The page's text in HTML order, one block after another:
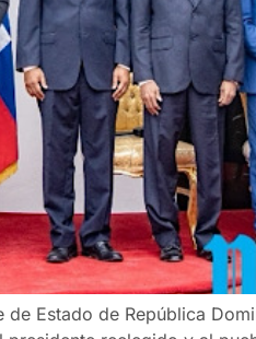
Estado de República